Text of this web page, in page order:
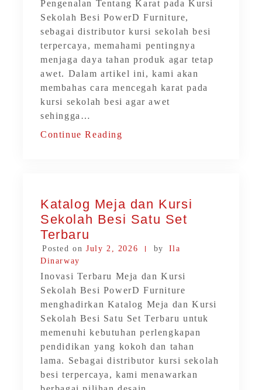
Pengenalan Tentang Karat pada Kursi
Sekolah Besi PowerD Furniture,
sebagai distributor kursi sekolah besi
terpercaya, memahami pentingnya
menjaga daya tahan produk agar tetap
awet. Dalam artikel ini, kami akan
membahas cara mencegah karat pada
kursi sekolah besi agar awet
sehingga…
Continue Reading
Katalog Meja dan Kursi
Sekolah Besi Satu Set
Terbaru
Posted on July 2, 2026 by
Ila
Dinarway
Inovasi Terbaru Meja dan Kursi
Sekolah Besi PowerD Furniture
menghadirkan Katalog Meja dan Kursi
Sekolah Besi Satu Set Terbaru untuk
memenuhi kebutuhan perlengkapan
pendidikan yang kokoh dan tahan
lama. Sebagai distributor kursi sekolah
besi terpercaya, kami menawarkan